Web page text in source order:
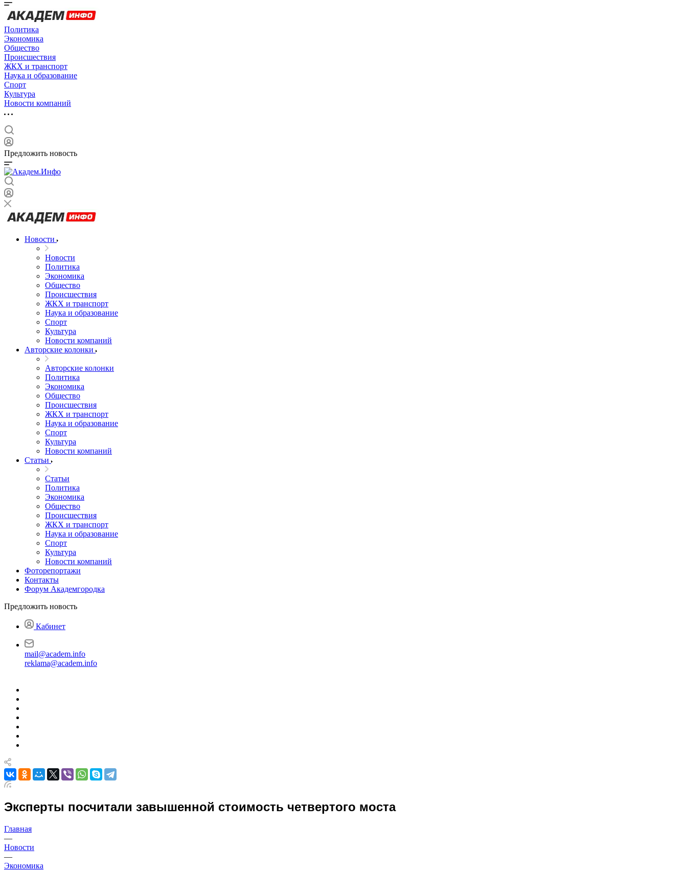
Политика
Экономика
Общество
Происшествия
ЖКХ и транспорт
Наука и образование
Спорт
Культура
Новости компаний
Предложить новость
Новости
Новости
Политика
Экономика
Общество
Происшествия
ЖКХ и транспорт
Наука и образование
Спорт
Культура
Новости компаний
Авторские колонки
Авторские колонки
Политика
Экономика
Общество
Происшествия
ЖКХ и транспорт
Наука и образование
Спорт
Культура
Новости компаний
Статьи
Статьи
Политика
Экономика
Общество
Происшествия
ЖКХ и транспорт
Наука и образование
Спорт
Культура
Новости компаний
Фоторепортажи
Контакты
Форум Академгородка
Предложить новость
Кабинет
mail@academ.info
reklama@academ.info
Эксперты посчитали завышенной стоимость четвертого моста
Главная
—
Новости
—
Экономика